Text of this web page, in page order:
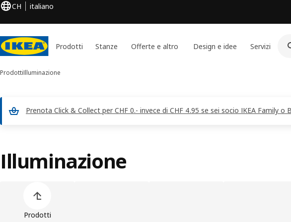
CH italiano
Prodotti Stanze Offerte e altro Design e idee Servizi
ProdottiIlluminazione
Prenota Click & Collect per CHF 0.- invece di CHF 4.95 se sei socio IKEA Family o
Illuminazione
Prodotti